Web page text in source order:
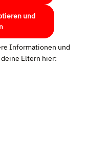
und
Informationen und
Eltern hier: